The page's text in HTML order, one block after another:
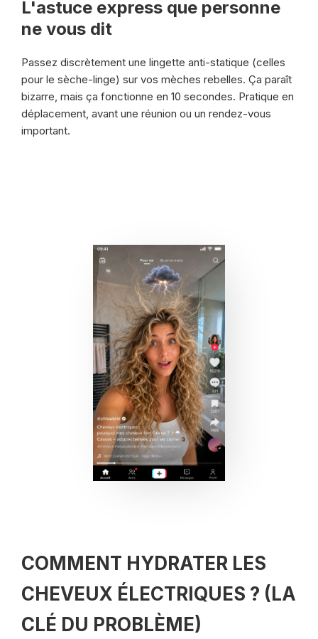
L'astuce express que personne
ne vous dit
Passez discrètement une lingette anti-statique (celles
pour le sèche-linge) sur vos mèches rebelles. Ça paraît
bizarre, mais ça fonctionne en 10 secondes. Pratique en
déplacement, avant une réunion ou un rendez-vous
important.
COMMENT HYDRATER LES
CHEVEUX ÉLECTRIQUES ? (LA
CLÉ DU PROBLÈME)